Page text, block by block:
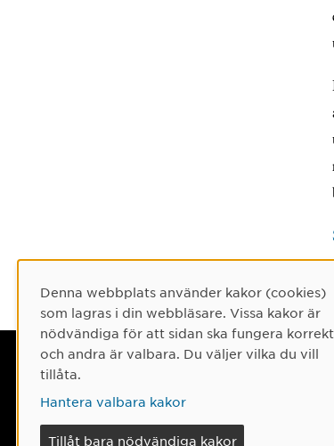
Tel: 090-786
Cookie-samtycke
Denna webbplats använder kakor (cookies)
som lagras i din webbläsare. Vissa kakor är
nödvändiga för att sidan ska fungera korrekt
och andra är valbara. Du väljer vilka du vill
tillåta.
Hantera valbara kakor
Tillåt bara nödvändiga kakor